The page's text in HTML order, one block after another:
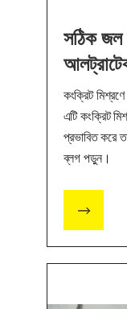
সঠিক জল
কংক্রিট
এটি কংক্রিট
প্রভাবিত করে
ব্লগ পড়ুন।